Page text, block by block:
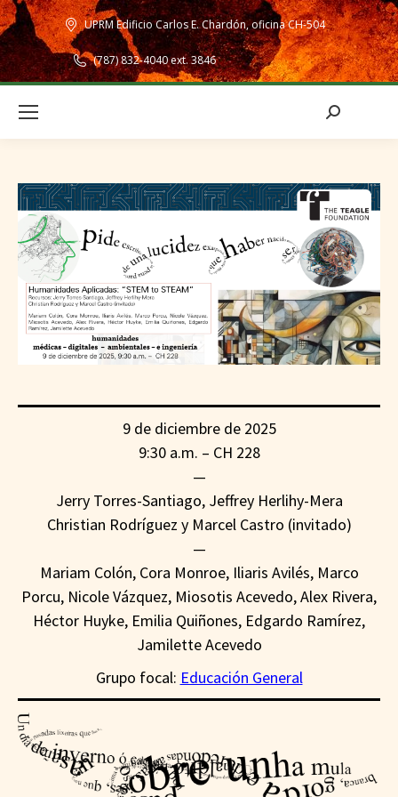
UPRM Edificio Carlos E. Chardón, oficina CH-504
(787) 832-4040 ext. 3846
Search:
9 de diciembre de 2025
9:30 a.m. – CH 228
—
Jerry Torres-Santiago, Jeffrey Herlihy-Mera
Christian Rodríguez y Marcel Castro (invitado)
—
Mariam Colón, Cora Monroe, Iliaris Avilés, Marco
Porcu, Nicole Vázquez, Miosotis Acevedo, Alex Rivera,
Héctor Huyke, Emilia Quiñones, Edgardo Ramírez,
Jamilette Acevedo
Grupo focal: Educación General